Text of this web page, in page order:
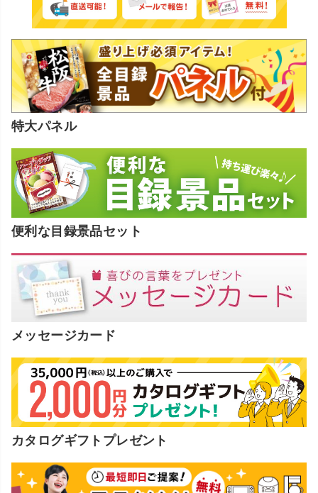
特大パネル
便利な目録景品セット
メッセージカード
カタログギフトプレゼント